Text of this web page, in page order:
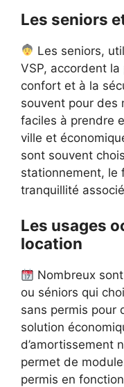
Les seniors
Les seniors,
VSP, accordent
confort et à la
souvent pour des
faciles à prendre
ville et
sont souvent
stationnement, le
tranquillité
Les usages
location
Nombreux
ou séniors qui
sans permis pour
solution
d’amortissement
permet de
permis en